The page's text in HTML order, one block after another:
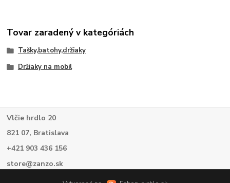
Tovar zaradený v kategóriách
Tašky,batohy,držiaky
Držiaky na mobil
Vlčie hrdlo 20
821 07, Bratislava
+421 903 436 156
store@zanzo.sk